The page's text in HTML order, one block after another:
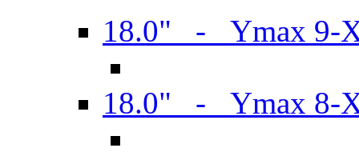
18.0" - Ymax 9-
18.0" - Ymax 8-